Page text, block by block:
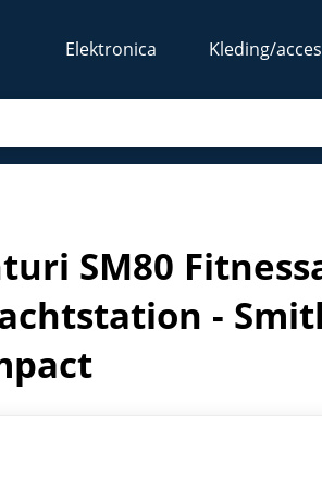
Elektronica Kleding/
- Krachtstation - Smith Machine
SM80
-